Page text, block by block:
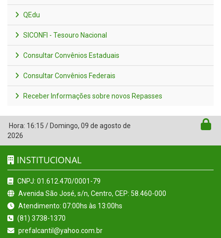
QEdu
SICONFI - Tesouro Nacional
Consultar Convênios Estaduais
Consultar Convênios Federais
Receber Informações sobre novos Repasses
Hora: 16:15 / Domingo, 09 de agosto de
2026
INSTITUCIONAL
CNPJ: 01.612.470/0001-79
Avenida São José, s/n, Centro, CEP: 58.460-000
Atendimento: 07:00hs às 13:00hs
(81) 3738-1370
prefalcantil@yahoo.com.br